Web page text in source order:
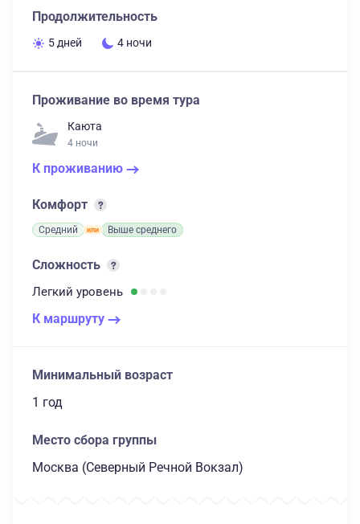
Продолжительность
5 дней 4 ночи
Проживание во время тура
Каюта
4 ночи
К проживанию
Комфорт
Средний Выше среднего
Сложность
Легкий уровень
К маршруту
Минимальный возраст
1 год
Место сбора группы
Москва (Северный Речной Вокзал)